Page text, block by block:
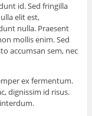
id. Sed fringilla
elit est,
nulla. Praesent
mollis enim. Sed
accumsan sem, nec
ex fermentum.
dignissim id risus.